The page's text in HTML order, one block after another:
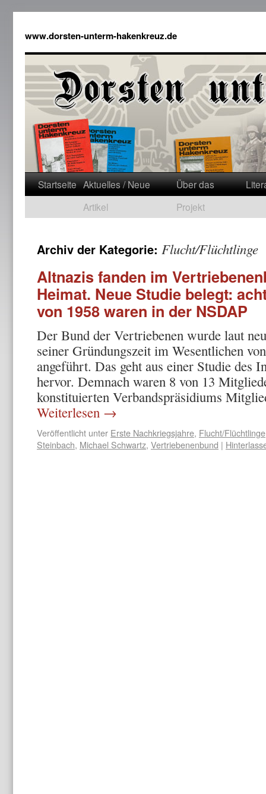
www.dorsten-unterm-hakenkreuz.de
Startseite Aktuelles / Neue
Artikel
Über das
Projekt
Archiv der Kategorie: Flucht/Flüchtlinge
Altnazis fanden im
Heimat. Neue Studie belegt:
von 1958 waren in der NSDAP
Der Bund der Vertriebenen wurde laut
seiner Gründungszeit im Wesentlichen
angeführt. Das geht aus einer Studie des
hervor. Demnach waren 8 von 13
konstituierten Verbandspräsidiums
Weiterlesen →
Veröffentlicht unter Erste Nachkriegsjahre, Flucht/Flüchtlinge
Steinbach, Michael Schwartz, Vertriebenenbund |